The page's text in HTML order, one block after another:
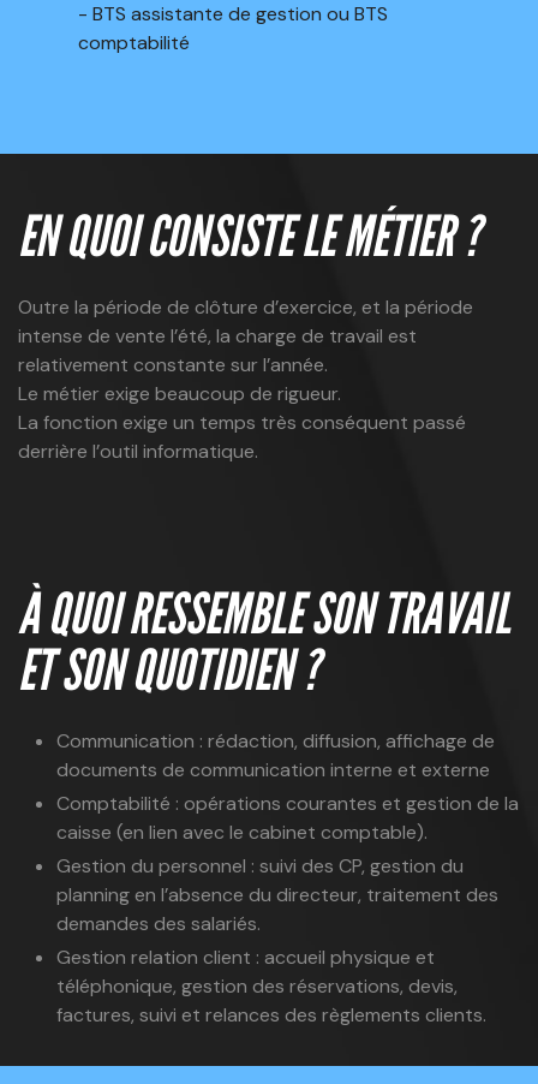
- BTS assistante de gestion ou BTS
comptabilité
EN QUOI CONSISTE LE MÉTIER ?
Outre la période de clôture d’exercice, et la période
intense de vente l’été, la charge de travail est
relativement constante sur l’année.
Le métier exige beaucoup de rigueur.
La fonction exige un temps très conséquent passé
derrière l’outil informatique.
À QUOI RESSEMBLE SON TRAVAIL
ET SON QUOTIDIEN ?
Communication : rédaction, diffusion, affichage de
documents de communication interne et externe
Comptabilité : opérations courantes et gestion de la
caisse (en lien avec le cabinet comptable).
Gestion du personnel : suivi des CP, gestion du
planning en l’absence du directeur, traitement des
demandes des salariés.
Gestion relation client : accueil physique et
téléphonique, gestion des réservations, devis,
factures, suivi et relances des règlements clients.